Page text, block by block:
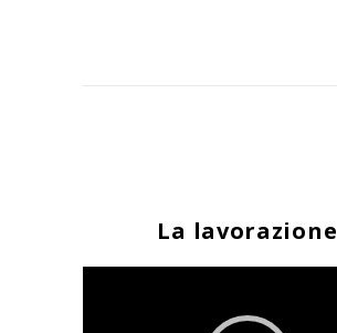
La lavorazione